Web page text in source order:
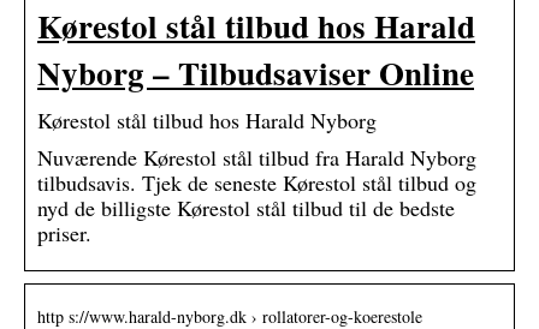
Kørestol stål tilbud hos Harald
Nyborg – Tilbudsaviser Online
Kørestol stål tilbud hos Harald Nyborg
Nuværende Kørestol stål tilbud fra Harald Nyborg
tilbudsavis. Tjek de seneste Kørestol stål tilbud og
nyd de billigste Kørestol stål tilbud til de bedste
priser.
http s://www.harald-nyborg.dk › rollatorer-og-koerestole